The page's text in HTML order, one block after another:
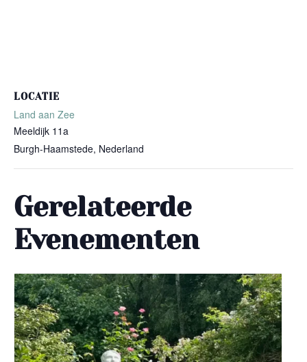
LOCATIE
Land aan Zee
Meeldijk 11a
Burgh-Haamstede, Nederland
Gerelateerde
Evenementen